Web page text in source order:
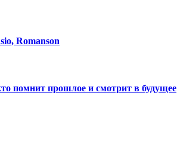
Romanson
помнит прошлое и смотрит в будущее